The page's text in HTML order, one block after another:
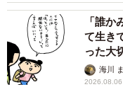
想像しながら描きまし
「誰
て生き
った大
海川
2026.08.06